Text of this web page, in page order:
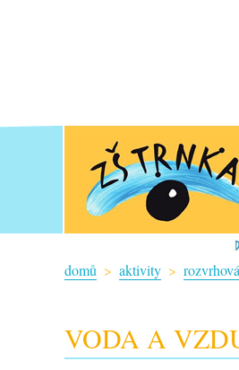
domů aktivity
VODA A